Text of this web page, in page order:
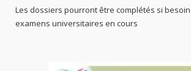
Les dossiers pourront être complétés si
examens universitaires en cours